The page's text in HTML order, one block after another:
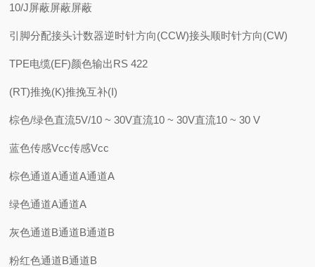
10/J屏蔽屏蔽屏蔽
引脚分配接头计数器逆时针方向(CCW)接头顺时针方向(CW)
TPE电缆(EF)颜色输出RS 422
(RT)推挽(K)推挽互补(I)
棕色/绿色直流5V/10 ~ 30V直流10 ~ 30V直流10 ~ 30 V
蓝色传感Vcc传感Vcc
棕色通道A通道A通道A
绿色通道A通道A
灰色通道B通道B通道B
粉红色通道B通道B